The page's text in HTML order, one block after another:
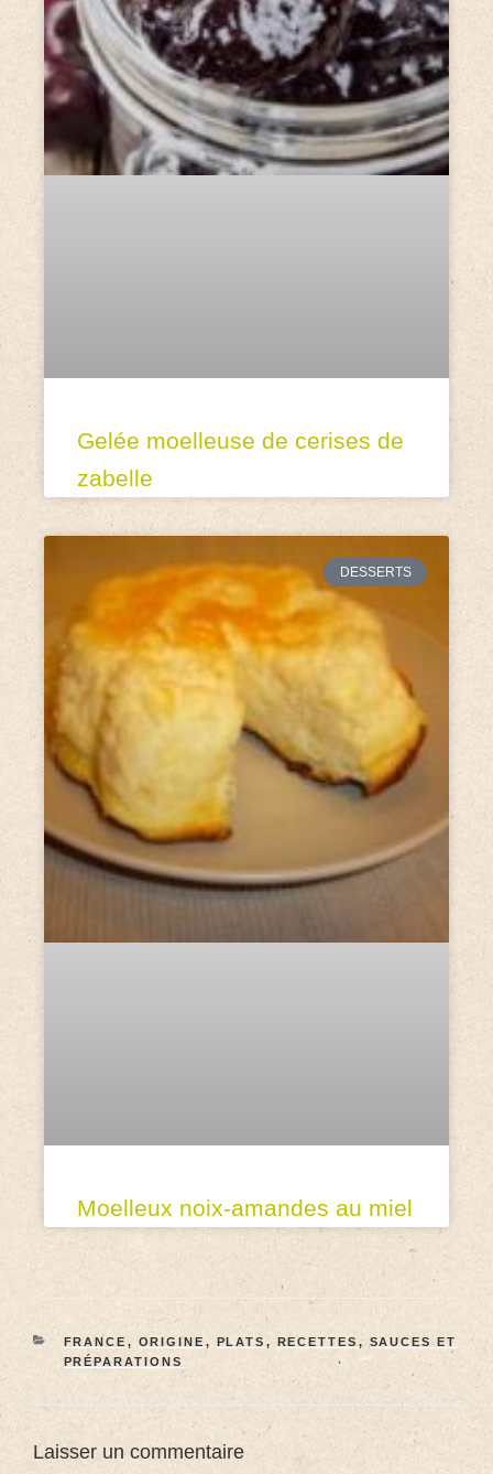
Gelée moelleuse de cerises de
zabelle
DESSERTS
Moelleux noix-amandes au miel
FRANCE , ORIGINE , PLATS , RECETTES , SAUCES ET
PRÉPARATIONS
Laisser un commentaire